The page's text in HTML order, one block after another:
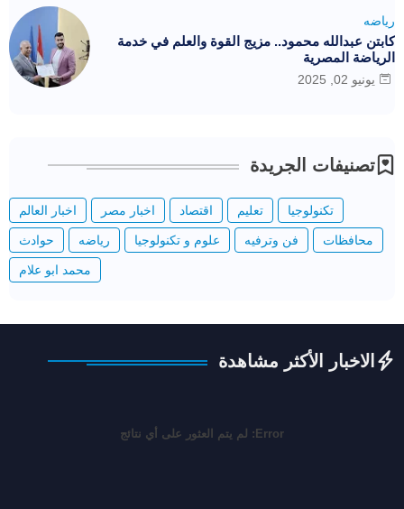
رياضه
كابتن عبدالله محمود.. مزيج القوة والعلم في خدمة
الرياضة المصرية
يونيو 02, 2025
تصنيفات الجريدة
اخبار العالم اخبار مصر اقتصاد تعليم تكنولوجيا
حوادث رياضه علوم و تكنولوجيا فن وترفيه محافظات
محمد ابو علام
الاخبار الأكثر مشاهدة
Error: لم يتم العثور على أي نتائج